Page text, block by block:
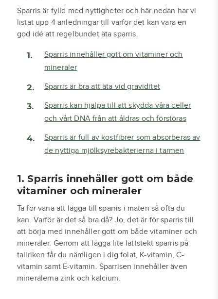
Sparris är fylld med nyttigheter och här nedan har vi
listat upp 4 anledningar till varför det kan vara en
god idé att regelbundet äta sparris.
Sparris innehåller gott om vitaminer och
mineraler
Sparris är bra att äta vid graviditet
Sparris kan hjälpa till att skydda våra celler
och vårt DNA från att åldras och förstöras
Sparris är full av kostfibrer som absorberas av
de nyttiga mjölksyrebakterierna i tarmen
1. Sparris innehåller gott om både
vitaminer och mineraler
Ta för vana att lägga till sparris i maten så ofta du
kan. Varför är det så bra då? Jo, det är för sparris till
att börja med innehåller gott om både vitaminer och
mineraler. Genom att lägga lite lättstekt sparris på
tallriken får du nämligen i dig folat, K-vitamin, C-
vitamin samt E-vitamin. Sparrisen innehåller även
mineralerna zink och kalcium.